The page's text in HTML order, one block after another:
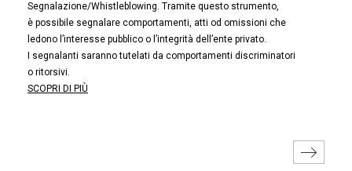
Segnalazione/Whistleblowing. Tramite questo strumento,
è possibile segnalare comportamenti, atti od omissioni che
ledono l’interesse pubblico o l’integrità dell’ente privato.
I segnalanti saranno tutelati da comportamenti discriminatori
o ritorsivi.
SCOPRI DI PIÙ